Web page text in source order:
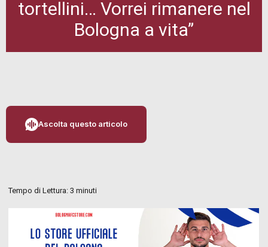
tortellini… Vorrei rimanere nel
Bologna a vita”
Ascolta questo articolo
Tempo di Lettura:3 minuti